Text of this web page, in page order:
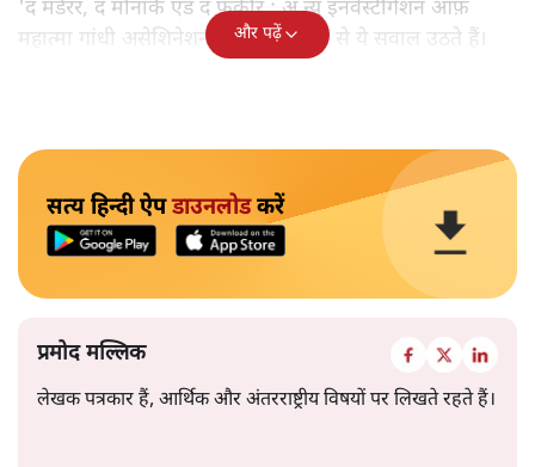
'द मर्डरर, द मोनार्क एंड द फ़कीर : अ न्यू इनवेस्टीगेशन ऑफ़
महात्मा गांधी असेशिनेशन' नामक किताब से ये सवाल उठते हैं।
और पढ़ें
सत्य हिन्दी ऐपडाउनलोडकरें
प्रमोद मल्लिक
लेखक पत्रकार हैं, आर्थिक और अंतरराष्ट्रीय विषयों पर लिखते रहते हैं।